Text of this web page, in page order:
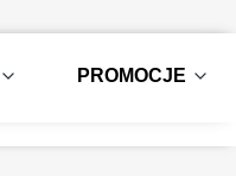
PROMOCJE